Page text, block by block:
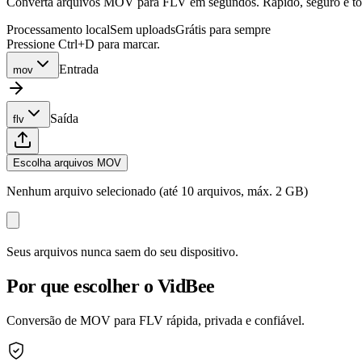
Processamento localSem uploadsGrátis para sempre
Pressione Ctrl+D para marcar.
mov Entrada
flv Saída
Escolha arquivos MOV
Nenhum arquivo selecionado (até 10 arquivos, máx. 2 GB)
Seus arquivos nunca saem do seu dispositivo.
Por que escolher o VidBee
Conversão de MOV para FLV rápida, privada e confiável.